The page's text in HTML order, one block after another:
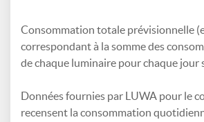
Consommation totale prévisionnelle
correspondant à la somme des
de chaque luminaire pour chaque jour
Données fournies par LUWA pour le
recensent la consommation